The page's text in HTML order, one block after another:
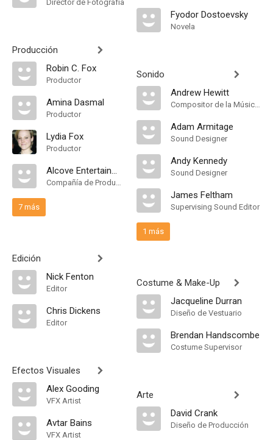
Director de Fotografía
Producción
Robin C. Fox
Productor
Amina Dasmal
Productor
Lydia Fox
Productor
Alcove Entertainment
Compañía de Produccion
7 más
Edición
Nick Fenton
Editor
Chris Dickens
Editor
Efectos Visuales
Alex Gooding
VFX Artist
Avtar Bains
VFX Artist
Fyodor Dostoevsky
Novela
Sonido
Andrew Hewitt
Compositor de la Música Original
Adam Armitage
Sound Designer
Andy Kennedy
Sound Designer
James Feltham
Supervising Sound Editor
1 más
Costume & Make-Up
Jacqueline Durran
Diseño de Vestuario
Brendan Handscombe
Costume Supervisor
Arte
David Crank
Diseño de Producción